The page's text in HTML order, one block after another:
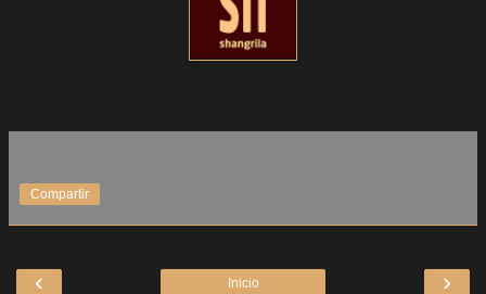
Compartir
‹ ›
Inicio